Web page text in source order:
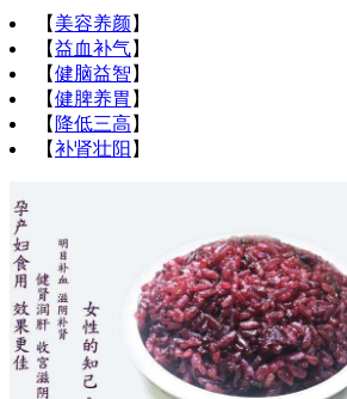
【 美容养颜】
【益血补气】
【健脑益智 】
【健脾养胃 】
【 降低三高 】
【补肾壮阳 】